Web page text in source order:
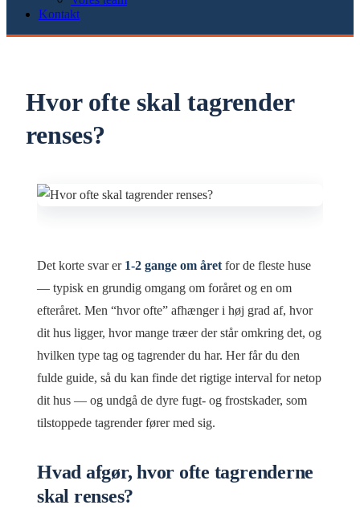
Kontakt
Hvor ofte skal tagrender
renses?
Det korte svar er 1-2 gange om åretfor de fleste huse
— typisk en grundig omgang om foråret og en om
efteråret. Men “hvor ofte” afhænger i høj grad af, hvor
dit hus ligger, hvor mange træer der står omkring det, og
hvilken type tag og tagrender du har. Her får du den
fulde guide, så du kan finde det rigtige interval for netop
dit hus — og undgå de dyre fugt- og frostskader, som
tilstoppede tagrender fører med sig.
Hvad afgør, hvor ofte tagrenderne
skal renses?